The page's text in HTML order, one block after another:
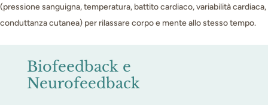
(pressione sanguigna, temperatura, battito cardiaco, variabilità cardiaca,
conduttanza cutanea) per rilassare corpo e mente allo stesso tempo.
Biofeedback e
Neurofeedback